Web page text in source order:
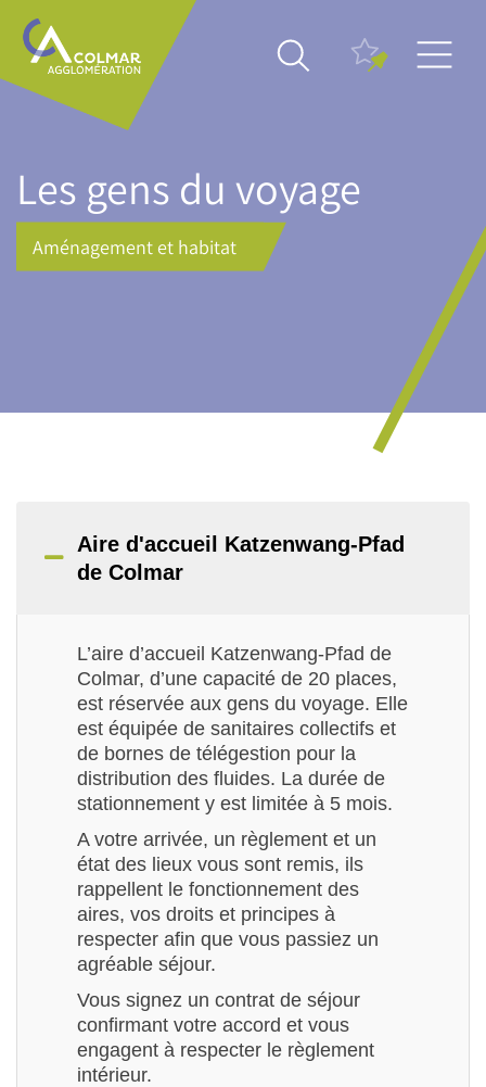
Aller
contenu
principal
Main
navigation
Les gens du voyage
Aménagement et habitat
Aire d'accueil Katzenwang-Pfad
de Colmar
L’aire d’accueil Katzenwang-Pfad de
Colmar, d’une capacité de 20 places,
est réservée aux gens du voyage. Elle
est équipée de sanitaires collectifs et
de bornes de télégestion pour la
distribution des fluides. La durée de
stationnement y est limitée à 5 mois.
A votre arrivée, un règlement et un
état des lieux vous sont remis, ils
rappellent le fonctionnement des
aires, vos droits et principes à
respecter afin que vous passiez un
agréable séjour.
Vous signez un contrat de séjour
confirmant votre accord et vous
engagent à respecter le règlement
intérieur.